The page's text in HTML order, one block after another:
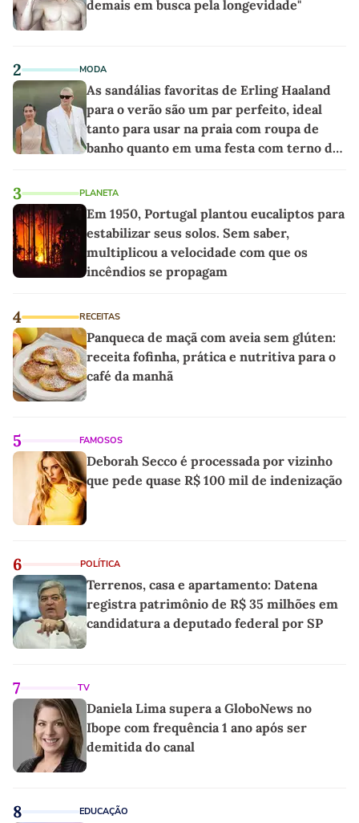
demais em busca pela longevidade"
2 MODA
As sandálias favoritas de Erling Haaland
para o verão são um par perfeito, ideal
tanto para usar na praia com roupa de
banho quanto em uma festa com terno de
3 PLANETA
Em 1950, Portugal plantou eucaliptos para
estabilizar seus solos. Sem saber,
multiplicou a velocidade com que os
incêndios se propagam
4 RECEITAS
Panqueca de maçã com aveia sem glúten:
receita fofinha, prática e nutritiva para o
café da manhã
5 FAMOSOS
Deborah Secco é processada por vizinho
que pede quase R$ 100 mil de indenização
6 POLÍTICA
Terrenos, casa e apartamento: Datena
registra patrimônio de R$ 35 milhões em
candidatura a deputado federal por SP
7 TV
Daniela Lima supera a GloboNews no
Ibope com frequência 1 ano após ser
demitida do canal
8 EDUCAÇÃO